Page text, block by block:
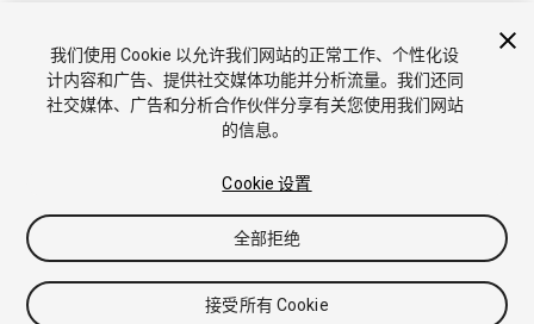
Copyright © 2022 Unity Technologies. Publication 2022.2
教程
社区答案 知识库 论坛 Asset Store
商标和使用条款
法律条款
隐私政策 Cookie
不要出售或分享我的个人信息
我们使用 Cookie 以允许我们网站的正常工作、个性化设
计内容和广告、提供社交媒体功能并分析流量。我们还同
社交媒体、广告和分析合作伙伴分享有关您使用我们网站
的信息。
Cookie 设置
全部拒绝
接受所有 Cookie